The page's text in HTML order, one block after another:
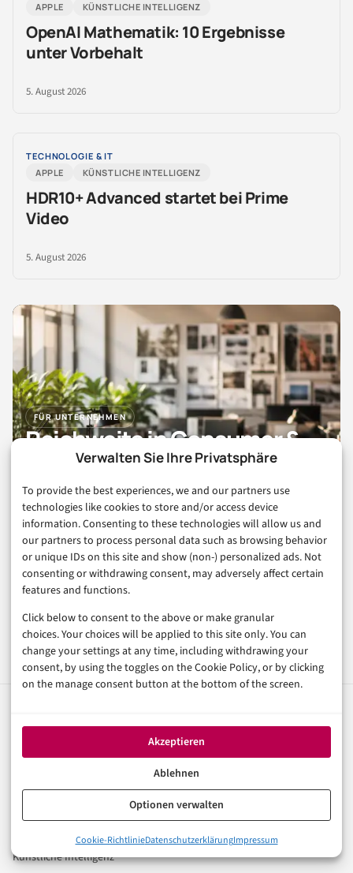
Verwalten Sie Ihre Privatsphäre
To provide the best experiences, we and our partners use
technologies like cookies to store and/or access device
information. Consenting to these technologies will allow us and
our partners to process personal data such as browsing behavior
or unique IDs on this site and show (non-) personalized ads. Not
consenting or withdrawing consent, may adversely affect certain
features and functions.
Click below to consent to the above or make granular
choices. Your choices will be applied to this site only. You can
change your settings at any time, including withdrawing your
consent, by using the toggles on the Cookie Policy, or by clicking
on the manage consent button at the bottom of the screen.
Akzeptieren
Ablehnen
Optionen verwalten
Cookie-RichtlinieDatenschutzerklärungImpressum
APPLE
KÜNSTLICHE INTELLIGENZ
OpenAI Mathematik: 10 Ergebnisse
unter Vorbehalt
5. August 2026
TECHNOLOGIE & IT
APPLE
KÜNSTLICHE INTELLIGENZ
HDR10+ Advanced startet bei Prime
Video
5. August 2026
FÜR UNTERNEHMEN
Reichweite in Consumer &
Digital Life
Sponsored Post
Gastartikel
Pressemitteilung
Media Kit entdecken
digitalmagazin .de
Ihr Kompass für die digitale Welt. Fundierte Artikel zu
Digitalisierung, KI, E-Commerce, FinTech und Trends der
digitalen Wirtschaft.
Rubriken
Künstliche Intelligenz